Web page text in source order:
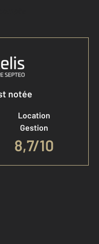
notée
Location
Gestion
8,7/10